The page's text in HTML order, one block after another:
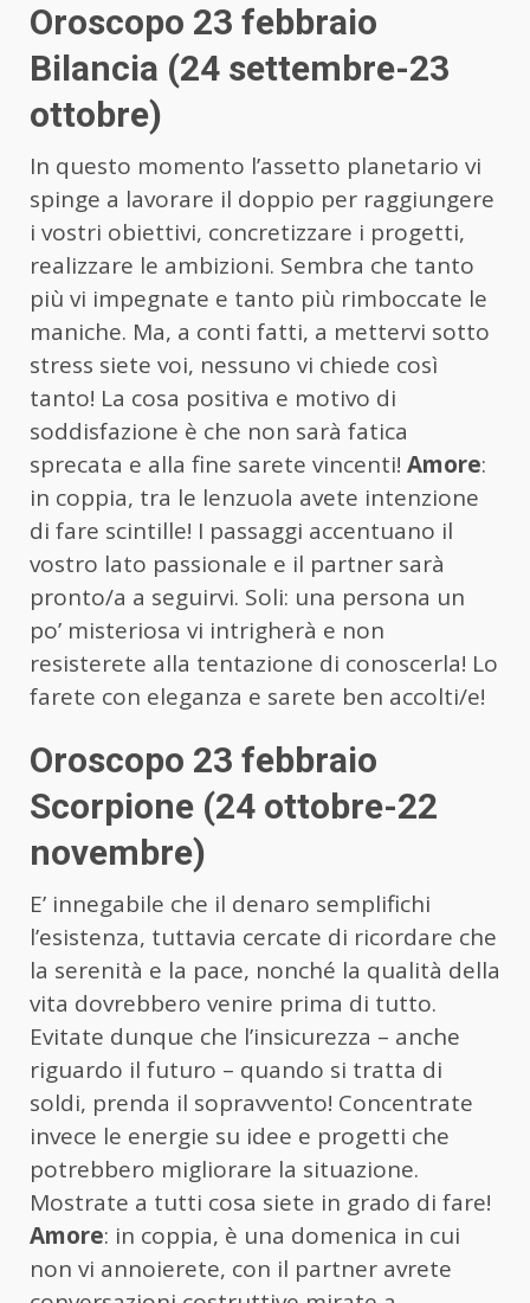
Oroscopo 23 febbraio
Bilancia (24 settembre-23
ottobre)
In questo momento l’assetto planetario vi
spinge a lavorare il doppio per raggiungere
i vostri obiettivi, concretizzare i progetti,
realizzare le ambizioni. Sembra che tanto
più vi impegnate e tanto più rimboccate le
maniche. Ma, a conti fatti, a mettervi sotto
stress siete voi, nessuno vi chiede così
tanto! La cosa positiva e motivo di
soddisfazione è che non sarà fatica
sprecata e alla fine sarete vincenti! Amore:
in coppia, tra le lenzuola avete intenzione
di fare scintille! I passaggi accentuano il
vostro lato passionale e il partner sarà
pronto/a a seguirvi. Soli: una persona un
po’ misteriosa vi intrigherà e non
resisterete alla tentazione di conoscerla! Lo
farete con eleganza e sarete ben accolti/e!
Oroscopo 23 febbraio
Scorpione (24 ottobre-22
novembre)
E’ innegabile che il denaro semplifichi
l’esistenza, tuttavia cercate di ricordare che
la serenità e la pace, nonché la qualità della
vita dovrebbero venire prima di tutto.
Evitate dunque che l’insicurezza – anche
riguardo il futuro – quando si tratta di
soldi, prenda il sopravvento! Concentrate
invece le energie su idee e progetti che
potrebbero migliorare la situazione.
Mostrate a tutti cosa siete in grado di fare!
Amore: in coppia, è una domenica in cui
non vi annoierete, con il partner avrete